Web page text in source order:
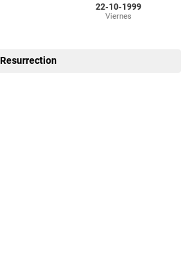
22-10-1999
Viernes